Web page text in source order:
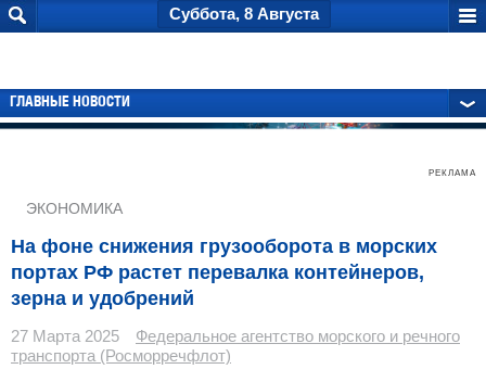
Суббота, 8 Августа
ГЛАВНЫЕ НОВОСТИ
РЕКЛАМА
ЭКОНОМИКА
На фоне снижения грузооборота в морских
портах РФ растет перевалка контейнеров,
зерна и удобрений
27 Марта 2025
Федеральное агентство морского и речного
транспорта (Росморречфлот)